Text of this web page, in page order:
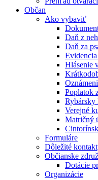
Občan
Ako vybaviť
Daň z
Daň za
Hlásenie
Poplatok
Rybársky
Verejné
Matričný
Formuláre
Dôležité
Občianske
Dotácie
Organizácie